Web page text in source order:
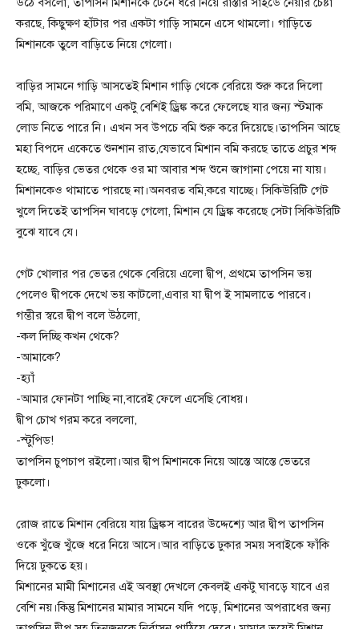
করছে, কিছুক্ষণ হাঁটার পর একটা গাড়ি সামনে এসে থামলো। গাড়িতে
মিশানকে তুলে বাড়িতে নিয়ে গেলো।
বাড়ির সামনে গাড়ি আসতেই মিশান গাড়ি থেকে বেরিয়ে শুরু করে দিলো
বমি, আজকে পরিমাণে একটু বেশিই ড্রিঙ্ক করে ফেলেছে যার জন্য স্টমাক
লোড নিতে পারে নি। এখন সব উপচে বমি শুরু করে দিয়েছে।তাপসিন আছে
মহা বিপদে একেতে শুনশান রাত,যেভাবে মিশান বমি করছে তাতে প্রচুর শব্দ
হচ্ছে, বাড়ির ভেতর থেকে ওর মা আবার শব্দ শুনে জাগানা পেয়ে না যায়।
মিশানকেও থামাতে পারছে না।অনবরত বমি,করে যাচ্ছে। সিকিউরিটি গেট
খুলে দিতেই তাপসিন ঘাবড়ে গেলো, মিশান যে ড্রিঙ্ক করেছে সেটা সিকিউরিটি
বুঝে যাবে যে।
গেট খোলার পর ভেতর থেকে বেরিয়ে এলো দ্বীপ, প্রথমে তাপসিন ভয়
পেলেও দ্বীপকে দেখে ভয় কাটলো,এবার যা দ্বীপ ই সামলাতে পারবে।
গম্ভীর স্বরে দ্বীপ বলে উঠলো,
-কল দিচ্ছি কখন থেকে?
-আমাকে?
-হ্যাঁ
-আমার ফোনটা পাচ্ছি না,বারেই ফেলে এসেছি বোধয়।
দ্বীপ চোখ গরম করে বললো,
-স্টুপিড!
তাপসিন চুপচাপ রইলো।আর দ্বীপ মিশানকে নিয়ে আস্তে আস্তে ভেতরে
ঢুকলো।
রোজ রাতে মিশান বেরিয়ে যায় ড্রিঙ্কস বারের উদ্দেশ্যে আর দ্বীপ তাপসিন
ওকে খুঁজে খুঁজে ধরে নিয়ে আসে।আর বাড়িতে ঢুকার সময় সবাইকে ফাঁকি
দিয়ে ঢুকতে হয়।
মিশানের মামী মিশানের এই অবস্থা দেখলে কেবলই একটু ঘাবড়ে যাবে এর
বেশি নয়।কিন্তু মিশানের মামার সামনে যদি পড়ে, মিশানের অপরাধের জন্য